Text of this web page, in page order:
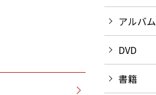
アルバム
DVD
書籍